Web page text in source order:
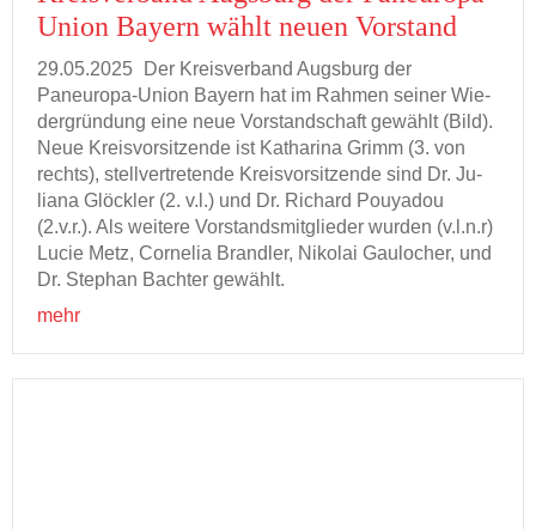
Union Bay­ern wählt neuen Vor­stand
29.05.2025
Der Kreis­ver­band Augs­burg der
Paneuropa-​Union Bay­ern hat im Rah­men sei­ner Wie­
der­grün­dung eine neue Vor­stand­schaft ge­wählt (Bild).
Neue Kreis­vor­sit­zen­de ist Ka­tha­ri­na Grimm (3. von
rechts), stell­ver­tre­ten­de Kreis­vor­sit­zen­de sind Dr. Ju­
lia­na Glöck­ler (2. v.l.) und Dr. Ri­chard Pou­ya­dou
(2.v.r.). Als wei­te­re Vor­stands­mit­glie­der wur­den (v.l.n.r)
Lucie Metz, Cor­ne­lia Brand­ler, Ni­ko­lai Gau­lo­cher, und
Dr. Ste­phan Bach­ter ge­wählt.
mehr